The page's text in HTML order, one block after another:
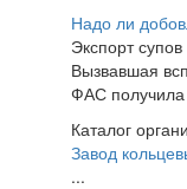
Надо ли
Экспорт
Вызвавшая
ФАС получила
Каталог
Завод
...